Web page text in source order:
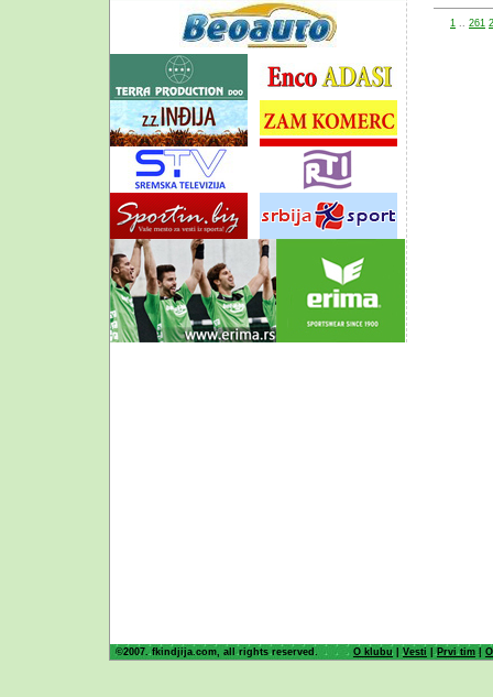
1 .. 261
©2007. fkindjija.com, all rights reserved. O klubu |Vesti | Prvi tim |